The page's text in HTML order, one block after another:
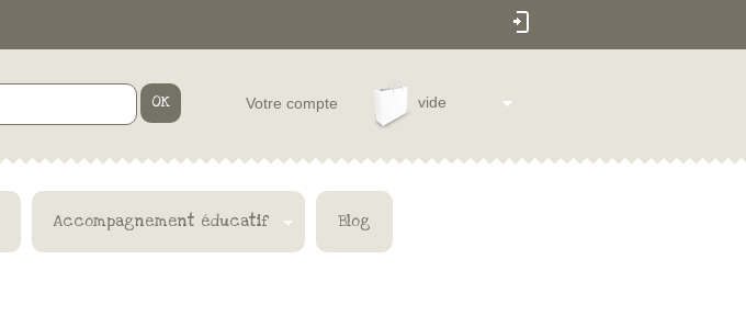
Votre compte vide
Accompagnement éducatif Blog
OK